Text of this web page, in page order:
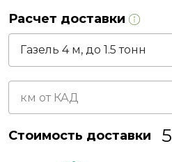
Расчет доставки
Стоимость доставки